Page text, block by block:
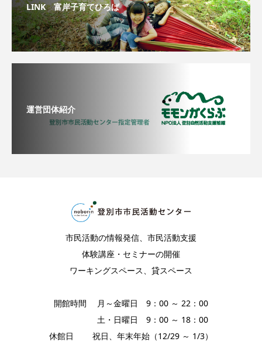
LINK 富岸子育てひろば
運営団体紹介
市民活動の情報発信、市民活動支援
体験講座・セミナーの開催
ワーキングスペース、貸スペース
開館時間 月～金曜日 9：00 ～ 22：00
土・日曜日 9：00 ～ 18：00
休館日 祝日、年末年始（12/29 ～ 1/3）